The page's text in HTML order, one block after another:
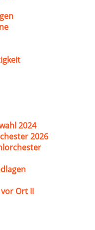
2024
2026
Ort II